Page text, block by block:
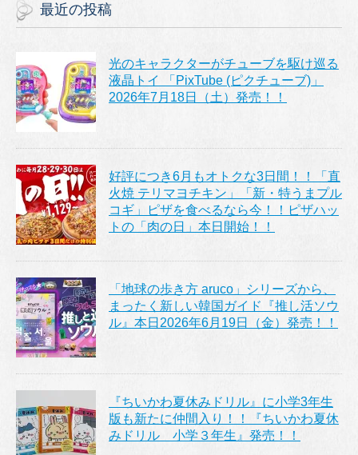
最近の投稿
光のキャラクターがチューブを駆け巡る
液晶トイ 「PixTube (ピクチューブ)」
2026年7月18日（土）発売！！
好評につき6月もオトクな3日間！！「直
火焼 テリマヨチキン」「新・特うまプル
コギ」ピザを食べるなら今！！ピザハッ
トの「肉の日」本日開始！！
「地球の歩き方 aruco」シリーズから、
まったく新しい韓国ガイド『推し活ソウ
ル』本日2026年6月19日（金）発売！！
『ちいかわ夏休みドリル』に小学3年生
版も新たに仲間入り！！『ちいかわ夏休
みドリル 小学３年生』発売！！